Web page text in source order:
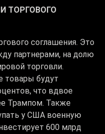
ТОРГОВОГО
соглашения. Это
партнерами, на долю
торговли.
товары будут
что вдвое
Трампом. Также
у США военную
600 млрд